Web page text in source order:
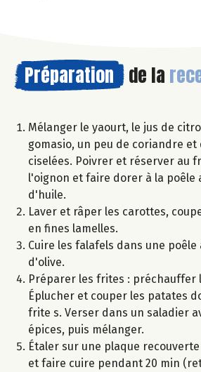
Préparation de la
Mélanger le yaourt, le jus de
gomasio, un peu de coriandre et
ciselées. Poivrer et réserver au
l'oignon et faire dorer à la poêle
d'huile.
Laver et râper les carottes,
en fines lamelles.
Cuire les falafels dans une
d'olive.
Préparer les frites : préchauffer
Éplucher et couper les patates
frite s. Verser dans un saladier
épices, puis mélanger.
Étaler sur une plaque
et faire cuire pendant 20 min